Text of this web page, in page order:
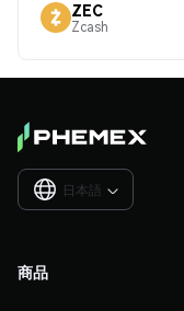
ZEC
Zcash
日本語 
商品